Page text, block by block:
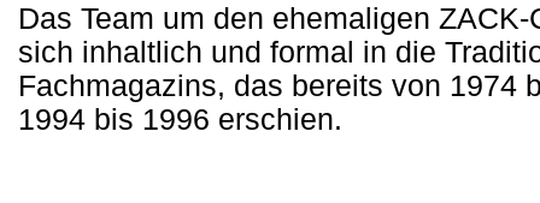
Das Team um den ehemaligen
sich inhaltlich und formal in die
Fachmagazins, das bereits von 1974
1994 bis 1996 erschien.